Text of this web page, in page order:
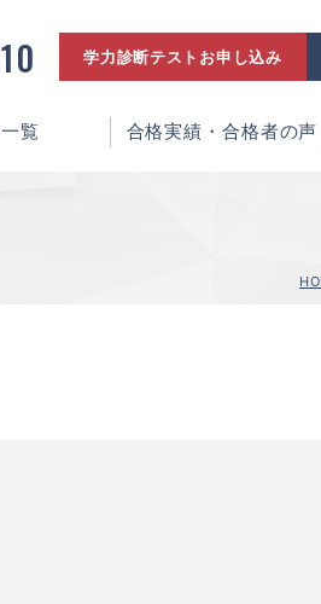
学力診断テストお申し込み
覧 合格実績・合格者の声